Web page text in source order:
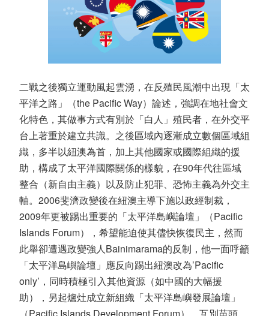
二戰之後獨立運動風起雲湧，在反殖民風潮中出現「太
平洋之路」（the Pacific Way）論述，強調在地社會文
化特色，其做事方式有別於「白人」殖民者，在外交平
台上著重於建立共識。之後區域內逐漸成立數個區域組
織，多半以紐澳為首，加上其他國家或國際組織的援
助，構成了太平洋國際關係的樣貌，在90年代往區域
整合（新自由主義）以及防止犯罪、恐怖主義為外交主
軸。2006斐濟政變後在紐澳主導下施以政經制裁，
2009年更被踢出重要的「太平洋島嶼論壇」（Pacific
Islands Forum），希望能迫使其儘快恢復民主，然而
此舉卻遭遇政變強人Bainimarama的反制，他一面呼籲
「太平洋島嶼論壇」應反向踢出紐澳改為’Pacific
only’，同時積極引入其他資源（如中國的大幅援
助），另起爐灶成立新組織「太平洋島嶼發展論壇」